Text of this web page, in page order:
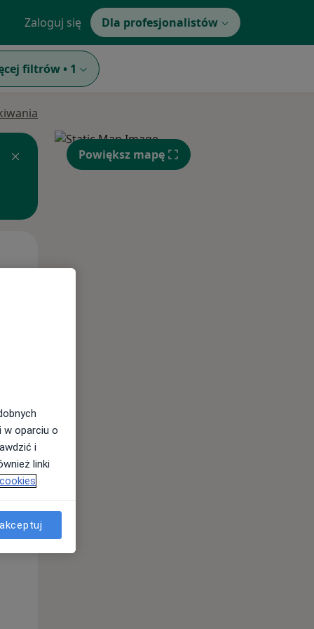
Zaloguj się Dla profesjonalistów
filtrów • 1
Pon,
10 Sie
Powiększ mapę
w oparciu o
i
linki